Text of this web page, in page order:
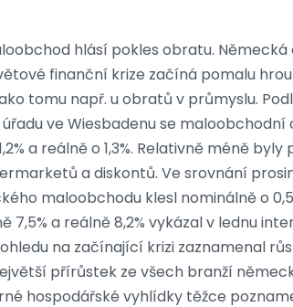
hlásí pokles obratu.
finanční krize začíná pomalu
tomu např. u obratů v průmyslu.
ve Wiesbadenu se
a reálně o 1,3%. Relativně méně
a diskontů. Ve srovnání
maloobchodu klesl nominálně o
7,5% a reálně 8,2% vykázal v lednu
na začínající krizi zaznamenal
přírůstek ze všech branží
hospodářské vyhlídky těžce